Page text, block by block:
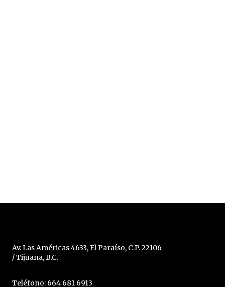
Av. Las Américas 4633, El Paraíso, C.P. 22106
/ Tijuana, B.C.
Teléfono: 664 681 6913